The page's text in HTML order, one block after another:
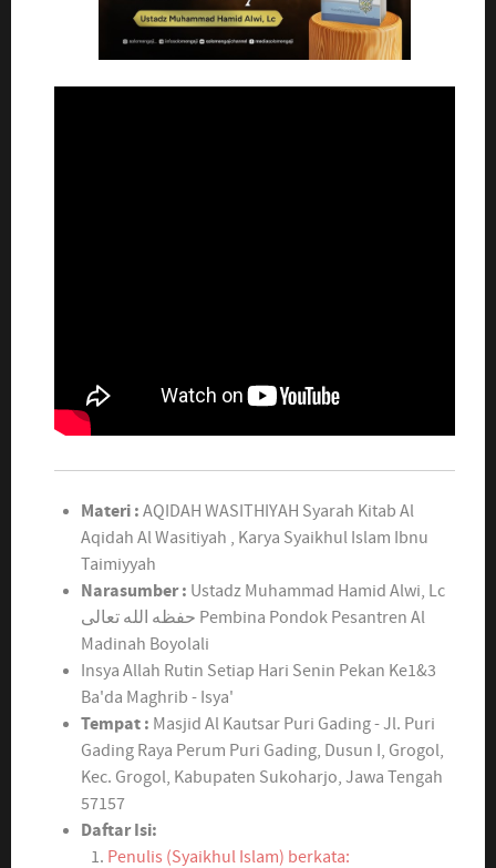
Materi : AQIDAH WASITHIYAH Syarah Kitab Al
Aqidah Al Wasitiyah , Karya Syaikhul Islam Ibnu
Taimiyyah
Narasumber : Ustadz Muhammad Hamid Alwi, Lc
حفظه الله تعالى Pembina Pondok Pesantren Al
Madinah Boyolali
Insya Allah Rutin Setiap Hari Senin Pekan Ke1&3
Ba'da Maghrib - Isya'
Tempat : Masjid Al Kautsar Puri Gading - Jl. Puri
Gading Raya Perum Puri Gading, Dusun I, Grogol,
Kec. Grogol, Kabupaten Sukoharjo, Jawa Tengah
57157
Daftar Isi:
Penulis (Syaikhul Islam) berkata: